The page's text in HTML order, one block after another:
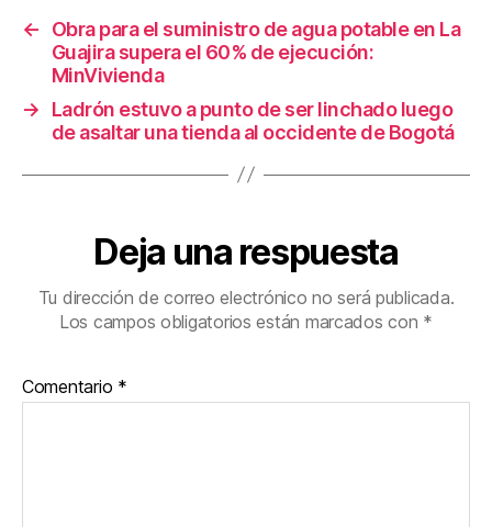
o
k
←
Obra para el suministro de agua potable en La
Guajira supera el 60% de ejecución:
MinVivienda
→
Ladrón estuvo a punto de ser linchado luego
de asaltar una tienda al occidente de Bogotá
Deja una respuesta
Tu dirección de correo electrónico no será publicada.
Los campos obligatorios están marcados con *
Comentario *